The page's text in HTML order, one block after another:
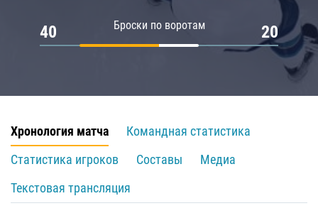
Броски по воротам
40 20
Хронология матча
Командная статистика
Статистика игроков
Составы
Медиа
Текстовая трансляция